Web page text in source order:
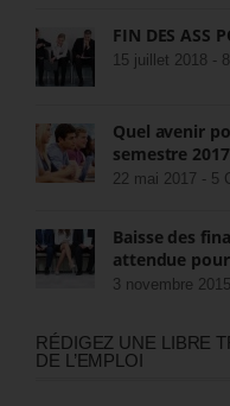
FIN DES ASS
15 juillet 2018 -
Quel avenir
semestre
22 mai 2017 - 5
Baisse des
attendue pour
3 novembre
RÉDIGEZ UNE LIBRE
DE L’EMPLOI